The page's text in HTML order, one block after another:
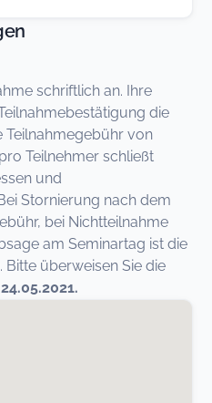
schriftlich an. Ihre
die
Teilnahmegebühr von
Teilnehmer schließt
und
Stornierung nach dem
bei Nichtteilnahme
am Seminartag ist die
überweisen Sie die
24.05.2021.